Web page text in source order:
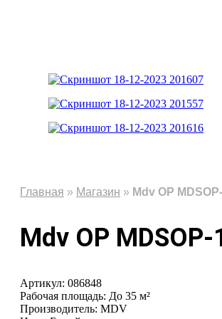
Главная » Магазин » Mdv OP
Mdv OP
Артикул: 086848
Рабочая площадь: До 35 м²
Производитель: MDV